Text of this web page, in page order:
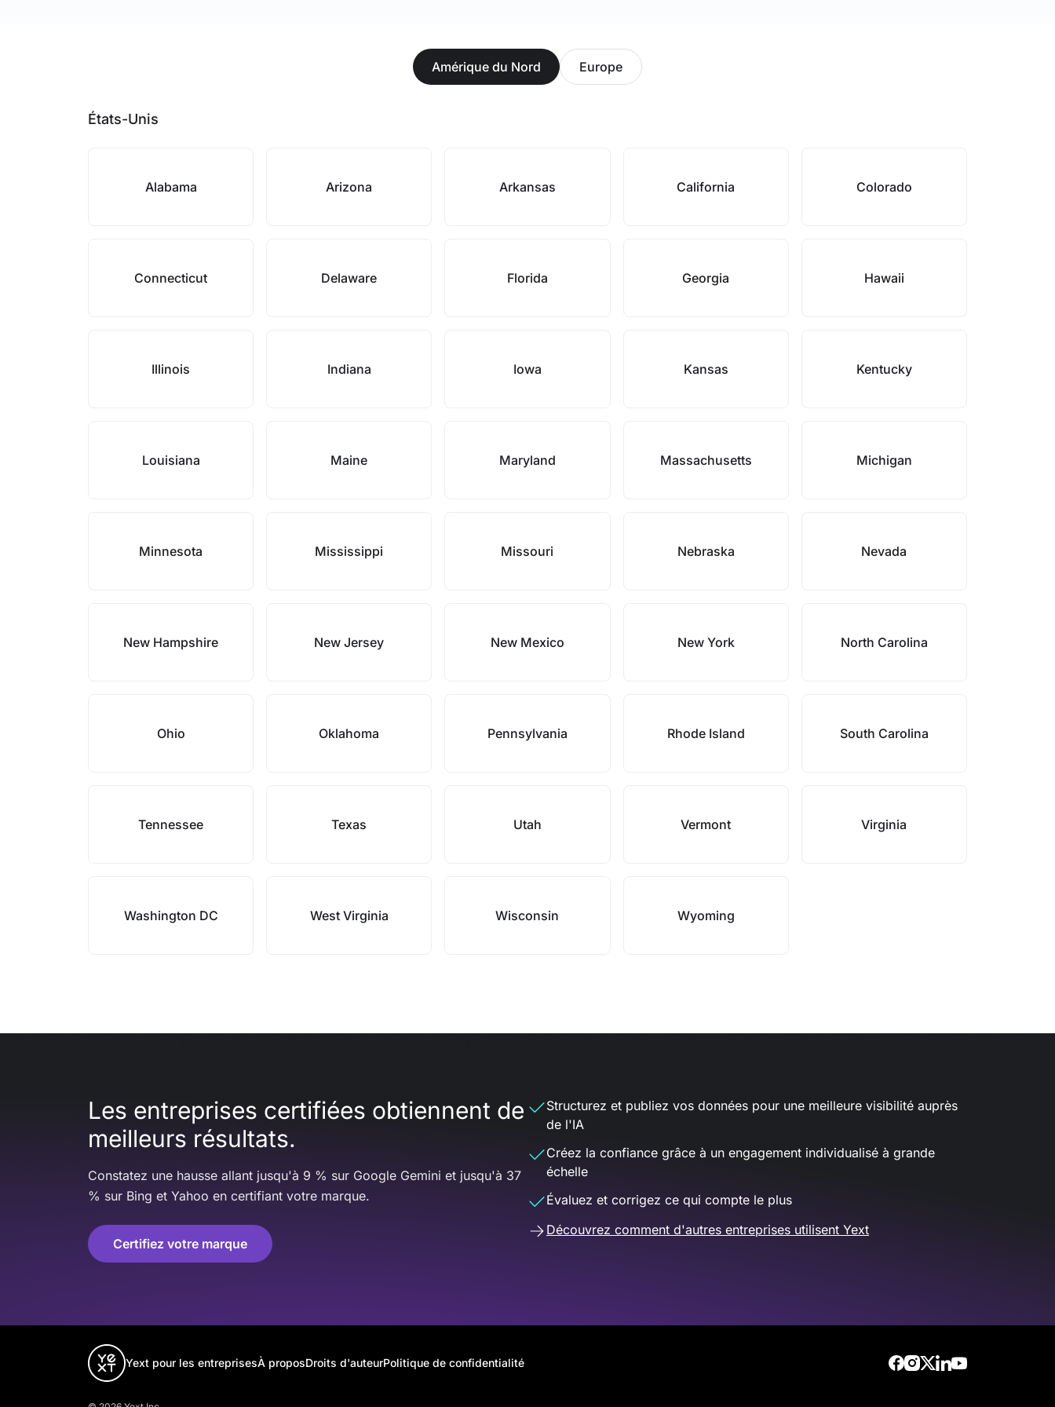
Amérique du Nord Europe
États-Unis
Alabama Arizona Arkansas California Colorado
Connecticut Delaware Florida Georgia Hawaii
Illinois Indiana Iowa Kansas Kentucky
Louisiana Maine Maryland Massachusetts Michigan
Minnesota Mississippi Missouri Nebraska Nevada
New Hampshire New Jersey New Mexico New York North Carolina
Ohio Oklahoma Pennsylvania Rhode Island South Carolina
Tennessee Texas Utah Vermont Virginia
Washington DC West Virginia Wisconsin Wyoming
Les entreprises certifiées obtiennent de
meilleurs résultats.
Constatez une hausse allant jusqu'à 9 % sur Google Gemini et jusqu'à 37
% sur Bing et Yahoo en certifiant votre marque.
Certifiez votre marque
Structurez et publiez vos données pour une meilleure visibilité auprès
de l'IA
Créez la confiance grâce à un engagement individualisé à grande
échelle
Évaluez et corrigez ce qui compte le plus
Découvrez comment d'autres entreprises utilisent Yext
Yext pour les entreprisesÀ proposDroits d'auteurPolitique de confidentialité